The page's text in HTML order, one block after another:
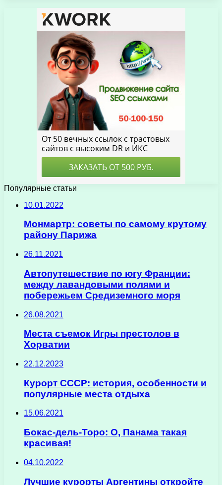
Популярные статьи
10.01.2022
Монмартр: советы по самому крутому
району Парижа
26.11.2021
Автопутешествие по югу Франции:
между лавандовыми полями и
побережьем Средиземного моря
26.08.2021
Места съемок Игры престолов в
Хорватии
22.12.2023
Курорт СССР: история, особенности и
популярные места отдыха
15.06.2021
Бокас-дель-Торо: О, Панама такая
красивая!
04.10.2022
Лучшие курорты Аргентины откройте